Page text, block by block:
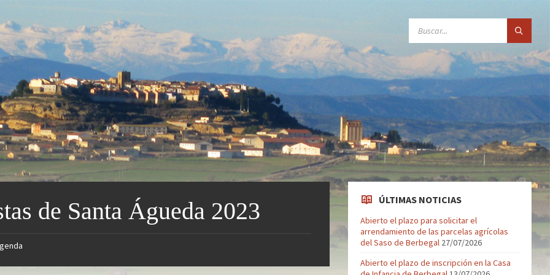
de Santa Águeda 2023 ÚLTIMAS NOTICIAS
Abierto el plazo para solicitar el
arrendamiento de las parcelas agrícolas
del Saso de Berbegal 27/07/2026
Abierto el plazo de inscripción en la Casa